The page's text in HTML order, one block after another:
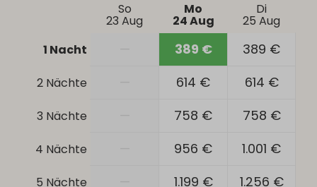
Badezimmer
Badewanne
Haartrockner
Toilette
So
23 Aug
Mo
24 Aug
Di
25 Aug
1 Nacht
389 € 389 €
2 Nächte 614 € 614 €
3 Nächte 758 € 758 €
4 Nächte 956 € 1.001 €
5 Nächte 1.199 € 1.256 €